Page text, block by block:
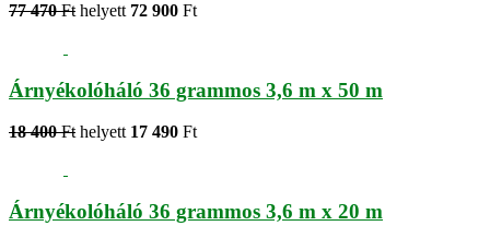
77 470 Ft helyett 72 900 Ft
Árnyékolóháló 36 grammos 3,6 m x 50 m
18 400 Fthelyett 17 490 Ft
Árnyékolóháló 36 grammos 3,6 m x 20 m